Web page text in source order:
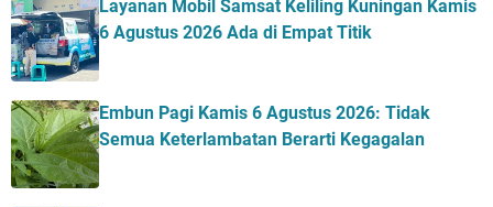
Layanan Mobil Samsat Keliling Kuningan Kamis
6 Agustus 2026 Ada di Empat Titik
Embun Pagi Kamis 6 Agustus 2026: Tidak
Semua Keterlambatan Berarti Kegagalan